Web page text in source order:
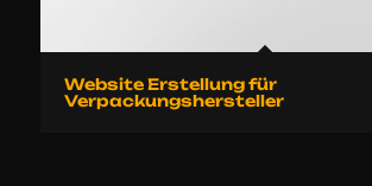
Website Erstellung für
Verpackungshersteller